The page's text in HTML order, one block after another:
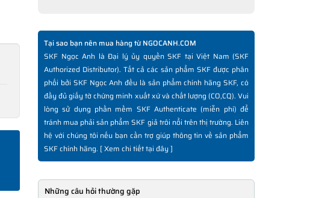
Tại sao bạn nên mua hàng từ NGOCANH.COM
SKF Ngọc Anh là Đại lý ủy quyền SKF tại Việt Nam (SKF
Authorized Distributor). Tất cả các sản phẩm SKF được phân
phối bởi SKF Ngọc Anh đều là sản phẩm chính hãng SKF, có
đầy đủ giấy tờ chứng minh xuất xứ và chất lượng (CO,CQ). Vui
lòng sử dụng phần mềm SKF Authenticate (miễn phí) để
tránh mua phải sản phẩm SKF giả trôi nổi trên thị trường. Liên
hệ với chúng tôi nếu bạn cần trợ giúp thông tin về sản phẩm
SKF chính hãng. [Xem chi tiết tại đây]
Những câu hỏi thường gặp